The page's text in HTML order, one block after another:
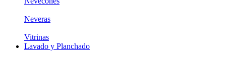
Neveras
Vitrinas
Lavado y Planchado